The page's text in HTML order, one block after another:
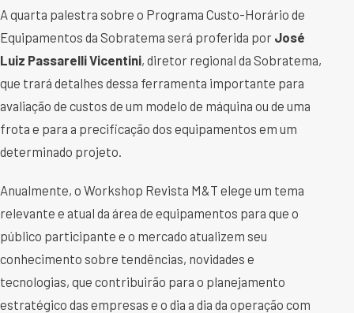
A quarta palestra sobre o Programa Custo-Horário de
Equipamentos da Sobratema será proferida por José
Luiz Passarelli Vicentini, diretor regional da Sobratema,
que trará detalhes dessa ferramenta importante para
avaliação de custos de um modelo de máquina ou de uma
frota e para a precificação dos equipamentos em um
determinado projeto.
Anualmente, o Workshop Revista M&T elege um tema
relevante e atual da área de equipamentos para que o
público participante e o mercado atualizem seu
conhecimento sobre tendências, novidades e
tecnologias, que contribuirão para o planejamento
estratégico das empresas e o dia a dia da operação com